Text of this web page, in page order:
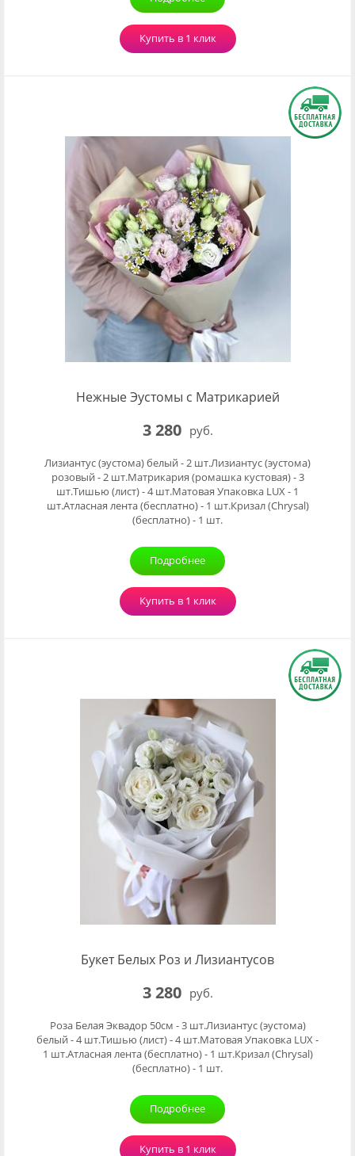
Купить в 1 клик
Нежные Эустомы с Матрикарией
3 280 руб.
Лизиантус (эустома) белый - 2 шт.Лизиантус (эустома)
розовый - 2 шт.Матрикария (ромашка кустовая) - 3
шт.Тишью (лист) - 4 шт.Матовая Упаковка LUX - 1
шт.Атласная лента (бесплатно) - 1 шт.Кризал (Chrysal)
(бесплатно) - 1 шт.
Подробнее
Купить в 1 клик
Букет Белых Роз и Лизиантусов
3 280 руб.
Роза Белая Эквадор 50см - 3 шт.Лизиантус (эустома)
белый - 4 шт.Тишью (лист) - 4 шт.Матовая Упаковка LUX -
1 шт.Атласная лента (бесплатно) - 1 шт.Кризал (Chrysal)
(бесплатно) - 1 шт.
Подробнее
Купить в 1 клик